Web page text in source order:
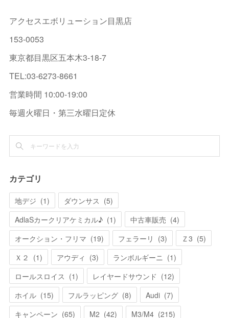
アクセスエボリューション目黒店
153-0053
東京都目黒区五本木3-18-7
TEL:03-6273-8661
営業時間 10:00-19:00
毎週火曜日・第三水曜日定休
カテゴリ
地デジ (1) ダウンサス (5)
AdlaSカークリアケミカル♪ (1) 中古車販売 (4)
オークション・フリマ (19) フェラーリ (3) Ｚ3 (5)
Ｘ２ (1) アウディ (3) ランボルギーニ (1)
ロールスロイス (1) レイヤードサウンド (12)
ホイル (15) フルラッピング (8) Audi (7)
キャンペーン (65) M2 (42) M3/M4 (215)